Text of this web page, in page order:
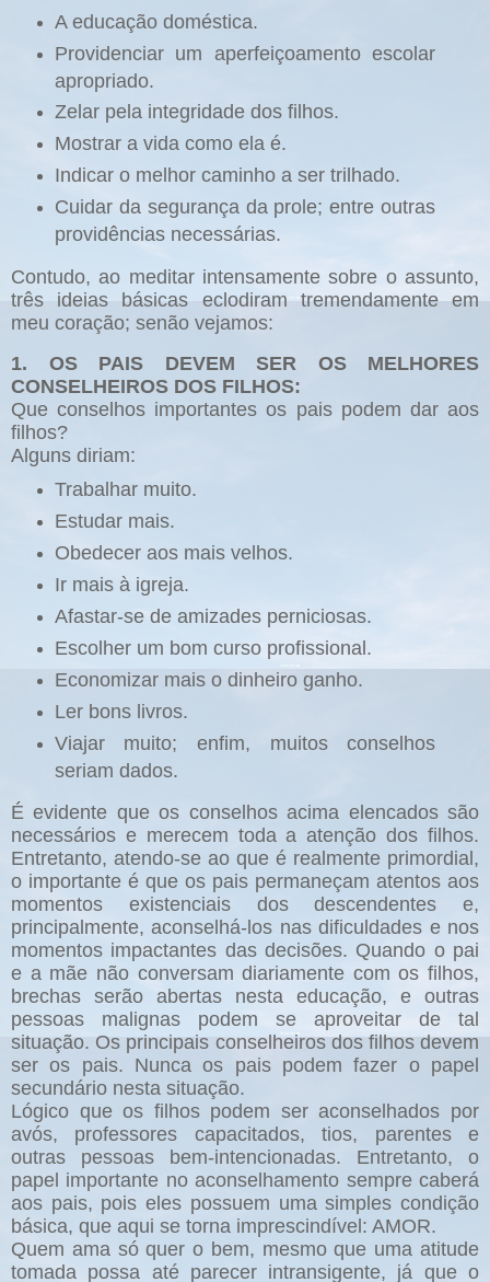
A educação doméstica.
Providenciar um aperfeiçoamento escolar
apropriado.
Zelar pela integridade dos filhos.
Mostrar a vida como ela é.
Indicar o melhor caminho a ser trilhado.
Cuidar da segurança da prole; entre outras
providências necessárias.
Contudo, ao meditar intensamente sobre o assunto,
três ideias básicas eclodiram tremendamente em
meu coração; senão vejamos:
1. OS PAIS DEVEM SER OS MELHORES
CONSELHEIROS DOS FILHOS:
Que conselhos importantes os pais podem dar aos
filhos?
Alguns diriam:
Trabalhar muito.
Estudar mais.
Obedecer aos mais velhos.
Ir mais à igreja.
Afastar-se de amizades perniciosas.
Escolher um bom curso profissional.
Economizar mais o dinheiro ganho.
Ler bons livros.
Viajar muito; enfim, muitos conselhos
seriam dados.
É evidente que os conselhos acima elencados são
necessários e merecem toda a atenção dos filhos.
Entretanto, atendo-se ao que é realmente primordial,
o importante é que os pais permaneçam atentos aos
momentos existenciais dos descendentes e,
principalmente, aconselhá-los nas dificuldades e nos
momentos impactantes das decisões. Quando o pai
e a mãe não conversam diariamente com os filhos,
brechas serão abertas nesta educação, e outras
pessoas malignas podem se aproveitar de tal
situação. Os principais conselheiros dos filhos devem
ser os pais. Nunca os pais podem fazer o papel
secundário nesta situação.
Lógico que os filhos podem ser aconselhados por
avós, professores capacitados, tios, parentes e
outras pessoas bem-intencionadas. Entretanto, o
papel importante no aconselhamento sempre caberá
aos pais, pois eles possuem uma simples condição
básica, que aqui se torna imprescindível: AMOR.
Quem ama só quer o bem, mesmo que uma atitude
tomada possa até parecer intransigente, já que o